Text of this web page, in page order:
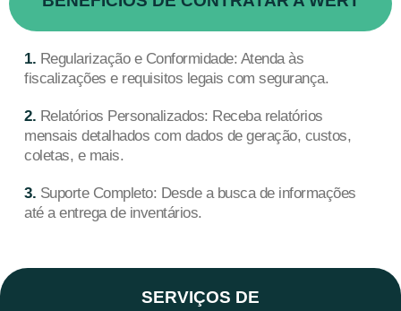
1. Regularização e Conformidade: Atenda às
fiscalizações e requisitos legais com segurança.
2. Relatórios Personalizados: Receba relatórios
mensais detalhados com dados de geração, custos,
coletas, e mais.
3. Suporte Completo: Desde a busca de informações
até a entrega de inventários.
SERVIÇOS DE